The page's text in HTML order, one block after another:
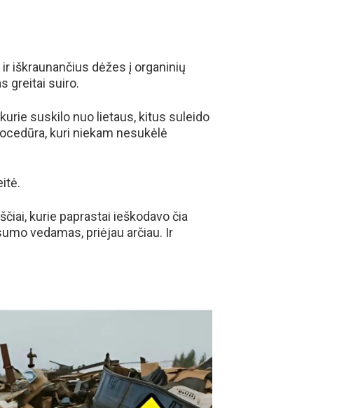
iškraunančius dėžes į organinių
greitai suiro.
suskilo nuo lietaus, kitus suleido
kuri niekam nesukėlė
kurie paprastai ieškodavo čia
vedamas, priėjau arčiau. Ir